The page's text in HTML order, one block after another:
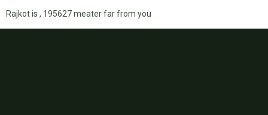
Rajkot is , 195627 meater far from you